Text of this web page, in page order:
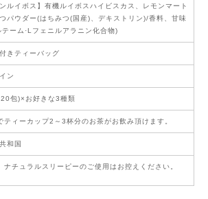
ルイボス】有機ルイボスハイビスカス、レモンマート
パウダー(はちみつ(国産)、デキストリン)/香料、甘味
ーム·Lフェニルアラニン化合物)
きティーバッグ
ン
包)×お好きな3種類
ィーカップ2～3杯分のお茶がお飲み頂けます。
和国
ナチュラルスリーピーのご使用はお控えください。